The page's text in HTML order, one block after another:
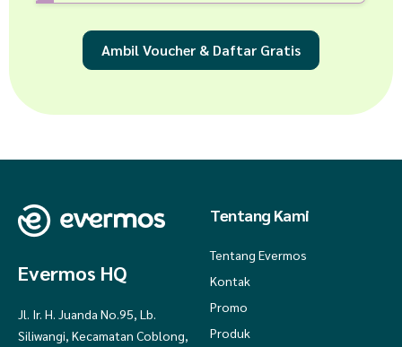
Ambil Voucher & Daftar Gratis
Evermos HQ
Jl. Ir. H. Juanda No.95, Lb.
Siliwangi, Kecamatan Coblong,
Tentang Kami
Tentang Evermos
Kontak
Promo
Produk